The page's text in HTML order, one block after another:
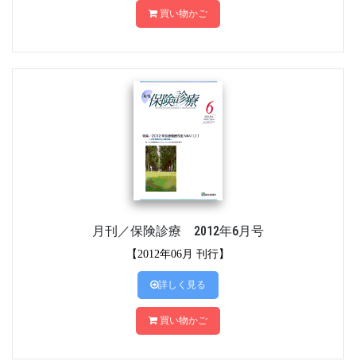
買い物かご
月刊／保険診療 2012年6月号
【2012年06月 刊行】
詳しく見る
買い物かご